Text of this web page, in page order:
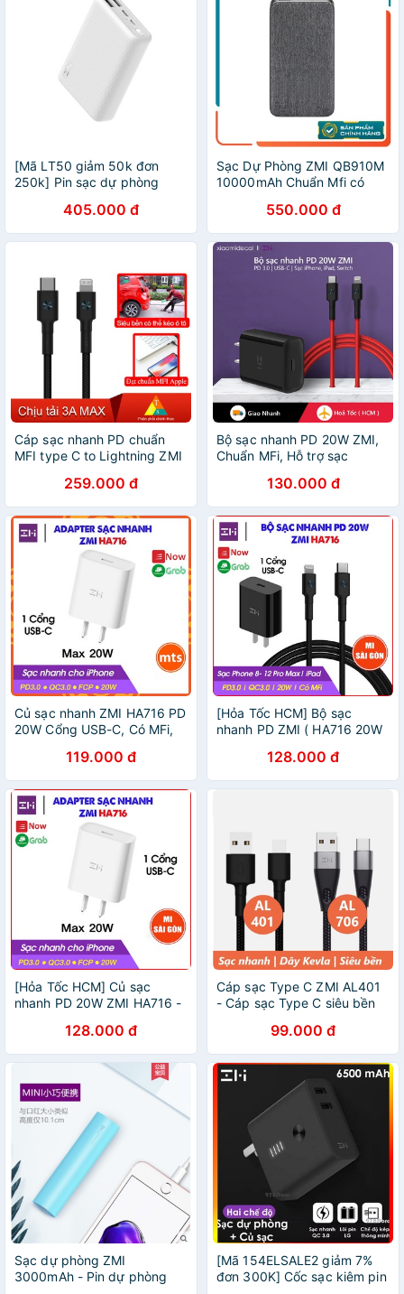
[Mã LT50 giảm 50k đơn
250k] Pin sạc dự phòng
Bảo hành 1 tháng
405.000 đ
Sạc Dự Phòng ZMI QB910M
10000mAh Chuẩn Mfi có
550.000 đ
Cáp sạc nhanh PD chuẩn
MFI type C to Lightning ZMI
Zmi AL873K đạt chứng nhận
MFI
259.000 đ
Bộ sạc nhanh PD 20W ZMI,
Chuẩn MFi, Hỗ trợ sạc
iPad, iPod130.000 đ
Củ sạc nhanh ZMI HA716 PD
20W Cổng USB-C, Có MFi,
/ 8P, iPad - Minh Tín Shop
119.000 đ
[Hỏa Tốc HCM] Bộ sạc
nhanh PD ZMI ( HA716 20W
Pro/ 13 Pro Max/ chuẩn MFi,
cổng USB Type - C,
128.000 đ
[Hỏa Tốc HCM] Củ sạc
nhanh PD 20W ZMI HA716 -
12/11/8,...128.000 đ
Cáp sạc Type C ZMI AL401
- Cáp sạc Type C siêu bền
99.000 đ
Sạc dự phòng ZMI
3000mAh - Pin dự phòng
[Mã 154ELSALE2 giảm 7%
đơn 300K] Cốc sạc kiêm pin